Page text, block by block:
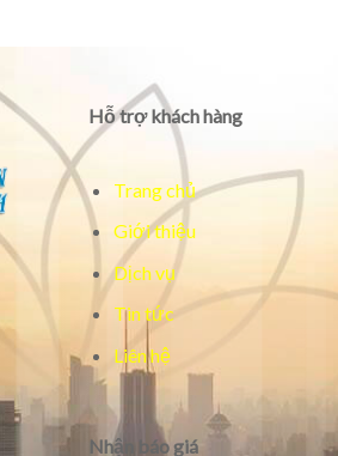
Hỗ trợ khách hàng
Trang chủ
Giới thiệu
Dịch vụ
Tin tức
Liên hệ
Nhận báo giá